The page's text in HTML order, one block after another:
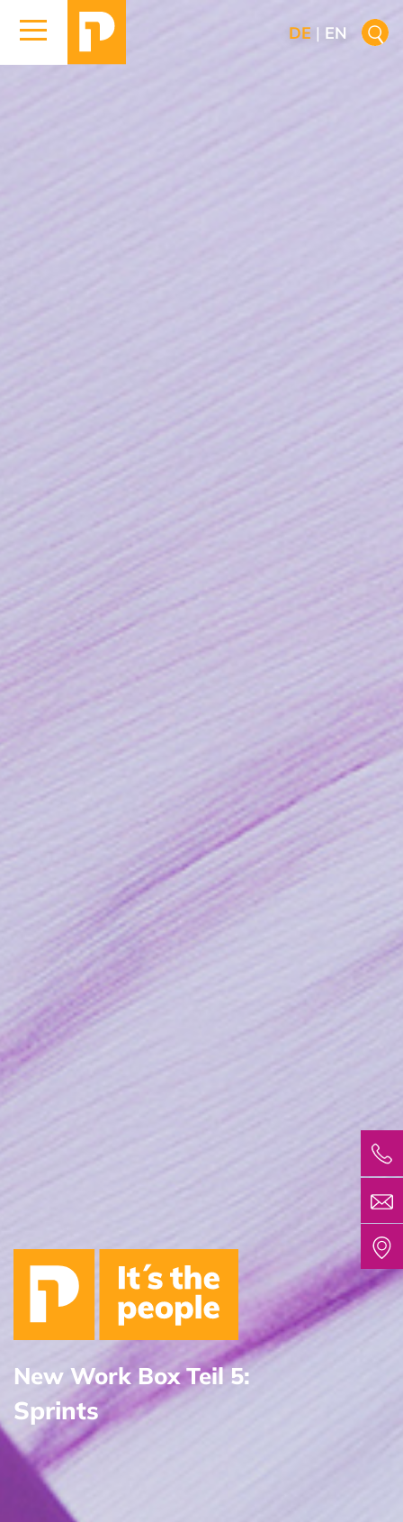
DE | EN
New Work Box Teil 5:
Sprints